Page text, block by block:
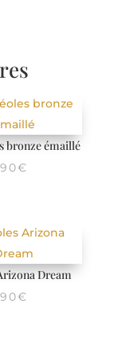
bronze émaillé
90€
Dream
90€